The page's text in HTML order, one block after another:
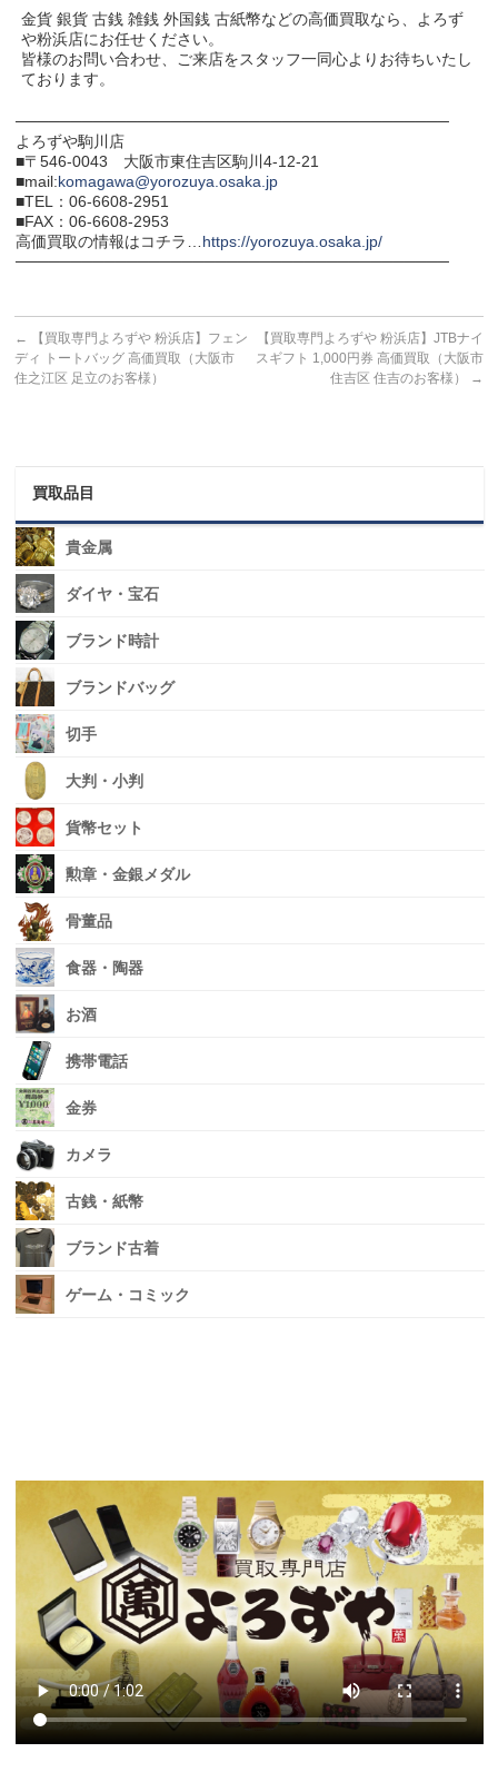
金貨 銀貨 古銭 雑銭 外国銭 古紙幣などの高価買取なら、よろず
や粉浜店にお任せください。
皆様のお問い合わせ、ご来店をスタッフ一同心よりお待ちいたし
ております。
───────────────────────────────────────
よろずや駒川店
■〒546-0043 大阪市東住吉区駒川4-12-21
■mail:komagawa@yorozuya.osaka.jp
■TEL：06-6608-2951
■FAX：06-6608-2953
高価買取の情報はコチラ… https://yorozuya.osaka.jp/
───────────────────────────────────────
←
【買取専門よろずや 粉浜店】フェン
ディ トートバッグ 高価買取（大阪市
住之江区 足立のお客様）
【買取専門よろずや 粉浜店】JTBナイ
スギフト 1,000円券 高価買取（大阪市
住吉区 住吉のお客様）
→
買取品目
貴金属
ダイヤ・宝石
ブランド時計
ブランドバッグ
切手
大判・小判
貨幣セット
勲章・金銀メダル
骨董品
食器・陶器
お酒
携帯電話
金券
カメラ
古銭・紙幣
ブランド古着
ゲーム・コミック